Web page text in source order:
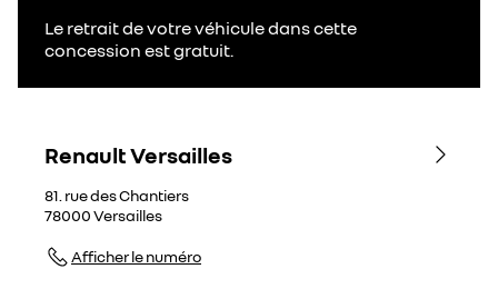
Le retrait de votre véhicule dans cette
concession est gratuit.
Renault Versailles
81. rue des Chantiers
78000Versailles
Afficher le numéro